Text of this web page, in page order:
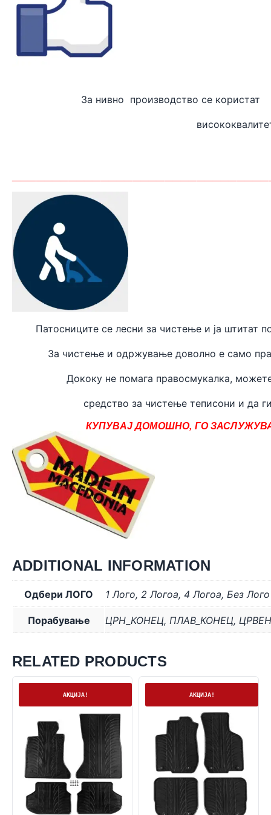
За нивно
Патосниците се лесни за чистење и ја штитат
За чистење и одржување доволно е само
Дококу не помага правосмукалка,
средство за чистење теписони и да
КУПУВАЈ ДОМОШНО, ГО
ADDITIONAL INFORMATION
Одбери ЛОГО 1 Лого, 2 Логоa, 4 Логоa, Без Лого
Порабување ЦРН_КОНЕЦ, ПЛАВ_КОНЕЦ,
RELATED PRODUCTS
АКЦИЈА! АКЦИЈА!